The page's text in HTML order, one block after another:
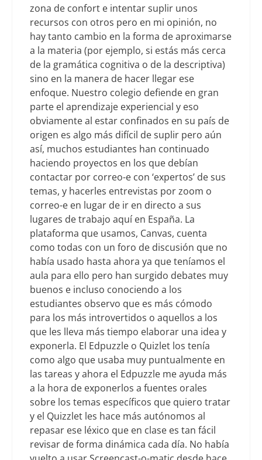
zona de confort e intentar suplir unos
recursos con otros pero en mi opinión, no
hay tanto cambio en la forma de aproximarse
a la materia (por ejemplo, si estás más cerca
de la gramática cognitiva o de la descriptiva)
sino en la manera de hacer llegar ese
enfoque. Nuestro colegio defiende en gran
parte el aprendizaje experiencial y eso
obviamente al estar confinados en su país de
origen es algo más difícil de suplir pero aún
así, muchos estudiantes han continuado
haciendo proyectos en los que debían
contactar por correo-e con ‘expertos’ de sus
temas, y hacerles entrevistas por zoom o
correo-e en lugar de ir en directo a sus
lugares de trabajo aquí en España. La
plataforma que usamos, Canvas, cuenta
como todas con un foro de discusión que no
había usado hasta ahora ya que teníamos el
aula para ello pero han surgido debates muy
buenos e incluso conociendo a los
estudiantes observo que es más cómodo
para los más introvertidos o aquellos a los
que les lleva más tiempo elaborar una idea y
exponerla. El Edpuzzle o Quizlet los tenía
como algo que usaba muy puntualmente en
las tareas y ahora el Edpuzzle me ayuda más
a la hora de exponerlos a fuentes orales
sobre los temas específicos que quiero tratar
y el Quizzlet les hace más autónomos al
repasar ese léxico que en clase es tan fácil
revisar de forma dinámica cada día. No había